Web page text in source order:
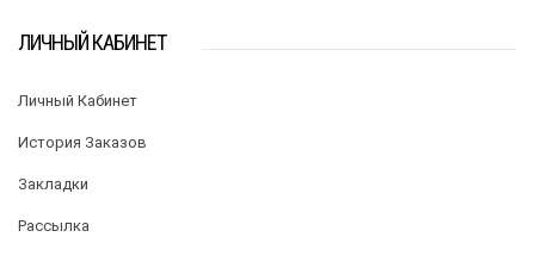
ЛИЧНЫЙ КАБИНЕТ
Личный Кабинет
История Заказов
Закладки
Рассылка